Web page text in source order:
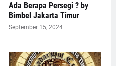
Ada Berapa Persegi ? by
Bimbel Jakarta Timur
September 15, 2024